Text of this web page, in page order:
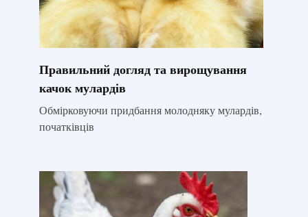
Правильний догляд та вирощування
качок мулардів
Обмірковуючи придбання молодняку ​​мулардів,
початківців